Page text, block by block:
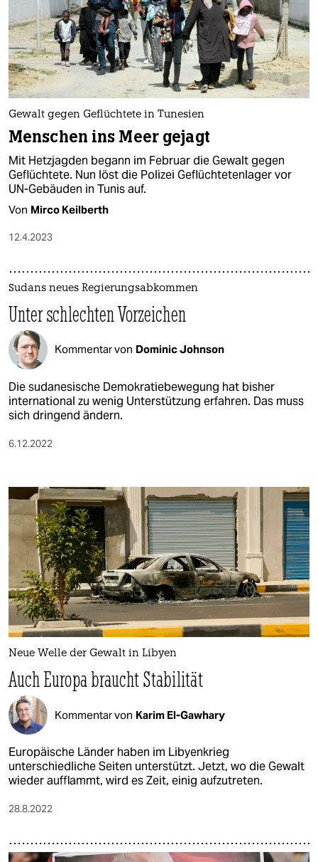
Gewalt gegen Geflüchtete in Tunesien
Menschen ins Meer gejagt
Mit Hetzjagden begann im Februar die Gewalt gegen
Geflüchtete. Nun löst die Polizei Geflüchtetenlager vor
UN-Gebäuden in Tunis auf.
Von Mirco Keilberth
12.4.2023
Sudans neues Regierungsabkommen
Unter schlechten Vorzeichen
Kommentar von Dominic Johnson
Die sudanesische Demokratiebewegung hat bisher
international zu wenig Unterstützung erfahren. Das muss
sich dringend ändern.
6.12.2022
Neue Welle der Gewalt in Libyen
Auch Europa braucht Stabilität
Kommentar von Karim El-Gawhary
Europäische Länder haben im Libyenkrieg
unterschiedliche Seiten unterstützt. Jetzt, wo die Gewalt
wieder aufflammt, wird es Zeit, einig aufzutreten.
28.8.2022